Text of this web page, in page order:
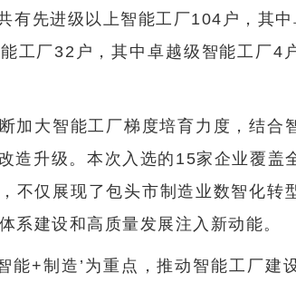
有先进级以上智能工厂104户，其
工厂32户，其中卓越级智能工厂4
加大智能工厂梯度培育力度，结合
造升级。本次入选的15家企业覆盖
不仅展现了包头市制造业数智化转
系建设和高质量发展注入新动能。
能+制造’为重点，推动智能工厂建